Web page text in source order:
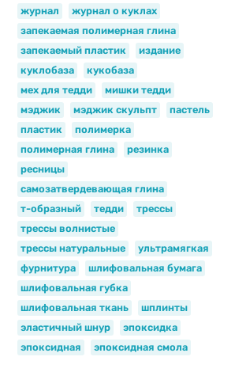
журнал
журнал о куклах
запекаемая полимерная глина
запекаемый пластик
издание
куклобаза
кукобаза
мех для тедди
мишки тедди
мэджик
мэджик скульпт
пастель
пластик
полимерка
полимерная глина
резинка
ресницы
самозатвердевающая глина
т-образный
тедди
трессы
трессы волнистые
трессы натуральные
ультрамягкая
фурнитура
шлифовальная бумага
шлифовальная губка
шлифовальная ткань
шплинты
эластичный шнур
эпоксидка
эпоксидная
эпоксидная смола